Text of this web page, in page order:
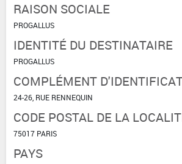
RAISON SOCIALE
PROGALLUS
IDENTITÉ DU DESTINATAIRE
PROGALLUS
COMPLÉMENT
24-26, RUE RENNEQUIN
CODE POSTAL DE LA
75017 PARIS
PAYS